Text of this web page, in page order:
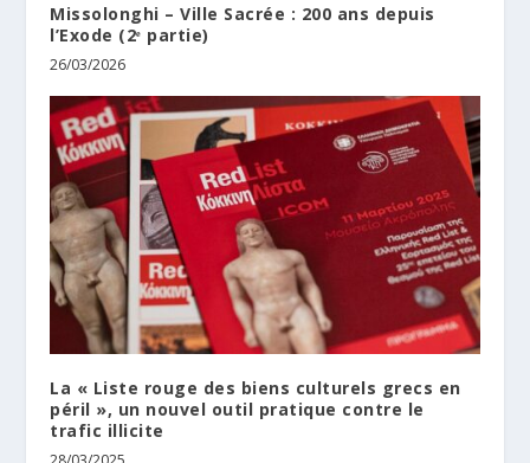
Missolonghi – Ville Sacrée : 200 ans depuis
l’Exode (2ᵉ partie)
26/03/2026
La « Liste rouge des biens culturels grecs en
péril », un nouvel outil pratique contre le
trafic illicite